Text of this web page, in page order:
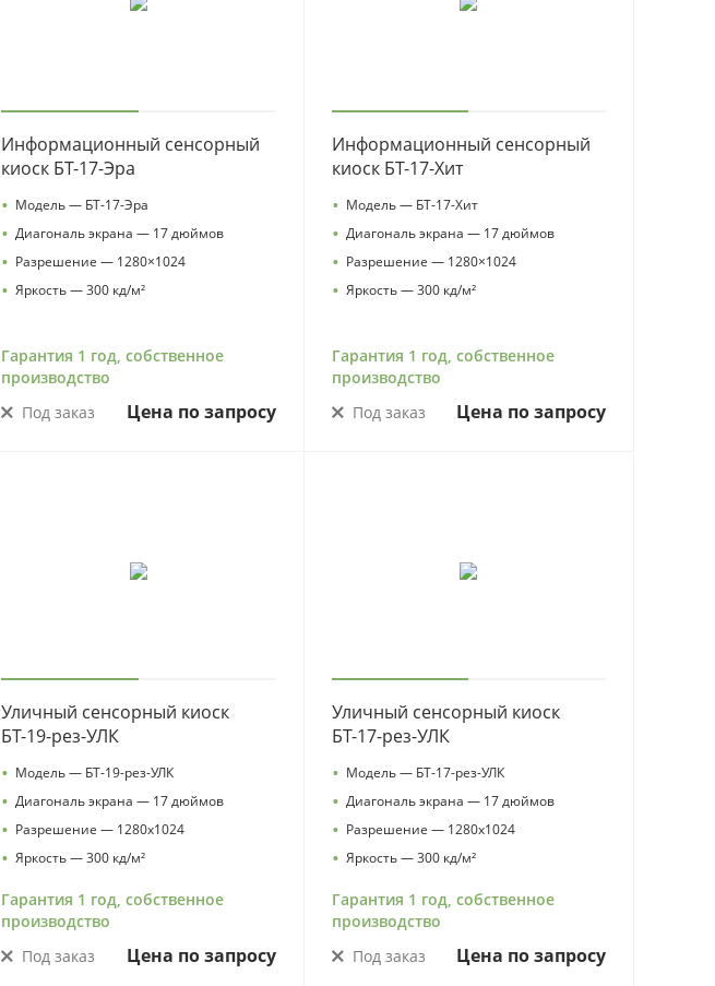
Информационный сенсорный
киоск БТ-17-Эра
• Модель — БТ-17-Эра
• Диагональ экрана — 17 дюймов
• Разрешение — 1280×1024
• Яркость — 300 кд/м²
Гарантия 1 год, собственное
производство
Под заказ
Цена по запросу
Информационный сенсорный
киоск БТ-17-Хит
• Модель — БТ-17-Хит
• Диагональ экрана — 17 дюймов
• Разрешение — 1280×1024
• Яркость — 300 кд/м²
Гарантия 1 год, собственное
производство
Под заказ
Цена по запросу
Уличный сенсорный киоск
БТ-19-рез-УЛК
• Модель — БТ-19-рез-УЛК
• Диагональ экрана — 17 дюймов
• Разрешение — 1280х1024
• Яркость — 300 кд/м²
Гарантия 1 год, собственное
производство
Под заказ
Цена по запросу
Уличный сенсорный киоск
БТ-17-рез-УЛК
• Модель — БТ-17-рез-УЛК
• Диагональ экрана — 17 дюймов
• Разрешение — 1280х1024
• Яркость — 300 кд/м²
Гарантия 1 год, собственное
производство
Под заказ
Цена по запросу